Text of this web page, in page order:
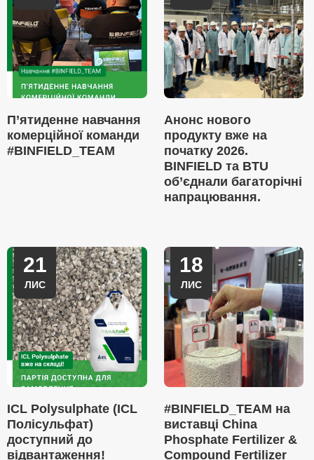
П’ятиденне навчання
комерційної команди
#BINFIELD_TEAM
Анонс нового
продукту вже на
початку 2026.
BINFIELD та BTU
об’єднали багаторічні
напрацювання.
21
ЛИС
ICL Polysulphate (ICL
Полісульфат)
доступний до
відвантаження!
18
ЛИС
#BINFIELD_TEAM на
виставці China
Phosphate Fertilizer &
Compound Fertilizer